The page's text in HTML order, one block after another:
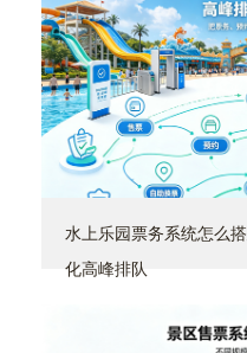
水上乐园票务系统怎么
化高峰排队